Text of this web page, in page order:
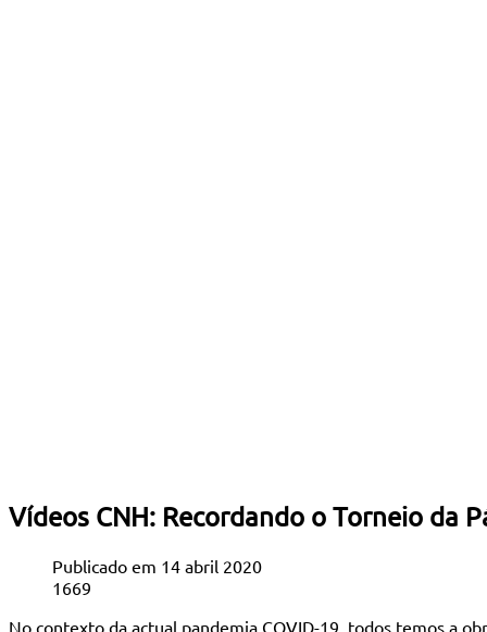
Vídeos CNH: Recordando o Torneio da
Publicado em 14 abril 2020
1669
No contexto da actual pandemia COVID-19, todos temos a